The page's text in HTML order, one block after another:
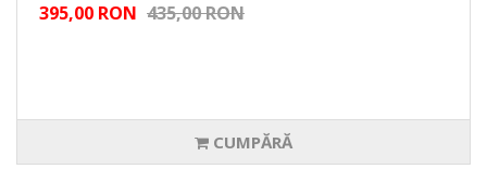
395,00 RON 435,00 RON
CUMPĂRĂ